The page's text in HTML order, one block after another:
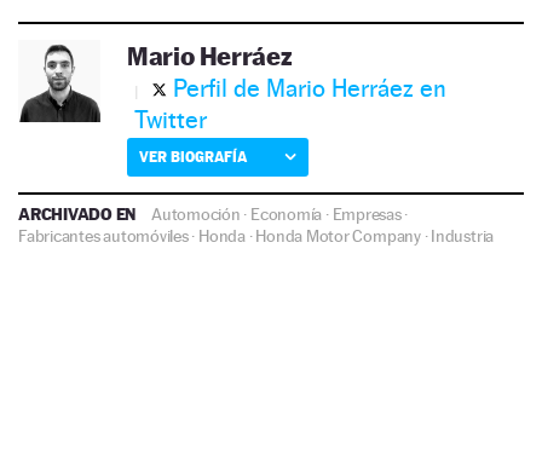
Mario Herráez
Perfil de Mario Herráez en
Twitter
VER BIOGRAFÍA
ARCHIVADO EN Automoción · Economía · Empresas·
Fabricantes automóviles· Honda·Honda Motor Company·Industria